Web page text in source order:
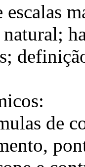
escalas
de